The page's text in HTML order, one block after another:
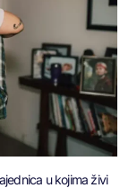
u kojima živi